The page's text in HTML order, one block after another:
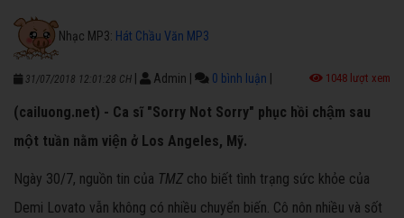
Nhạc MP3: Hát Chầu Văn MP3
31/07/2018 12:01:28 CH Admin 0 bình luận 1048 lượt xem
(cailuong.net) - Ca sĩ "Sorry Not Sorry" phục hồi chậm sau
một tuần nằm viện ở Los Angeles, Mỹ.
Ngày 30/7, nguồn tin của TMZ cho biết tình trạng sức khỏe của
Demi Lovato vẫn không có nhiều chuyển biến. Cô nôn nhiều và sốt